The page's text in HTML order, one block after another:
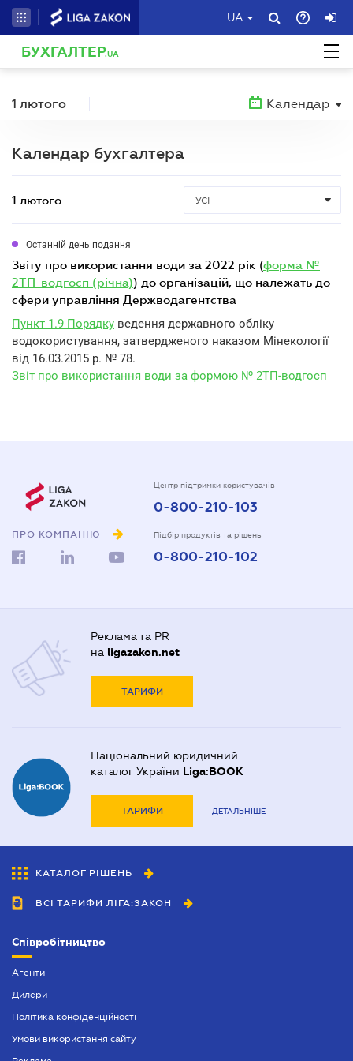
UA
БУХГАЛТЕР.UA
1 лютого Календар
Календар бухгалтера
1 лютого УСІ
Останній день подання
звіту про використання води за 2022 рік (форма №
2ТП-водгосп (річна)) до організацій, що належать до
сфери управління Держводагентства
Пункт 1.9 Порядку ведення державного обліку
водокористування, затвердженого наказом Мінекології
від 16.03.2015 р. № 78.
Звіт про використання води за формою № 2ТП-водгосп
ПРО КОМПАНІЮ
Центр підтримки користувачів
0-800-210-103
Підбір продуктів та рішень
0-800-210-102
Реклама та PR
на ligazakon.net
ТАРИФИ
Національний юридичний
каталог України Liga:BOOK
ТАРИФИ ДЕТАЛЬНІШЕ
КАТАЛОГ РІШЕНЬ
ВСІ ТАРИФИ ЛІГА:ЗАКОН
Співробітництво
Агенти
Дилери
Політика конфіденційності
Умови використання сайту